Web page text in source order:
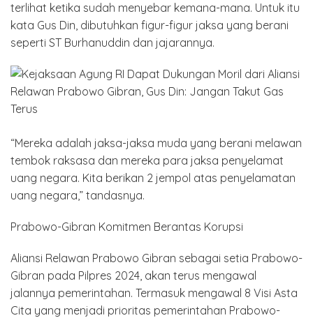
terlihat ketika sudah menyebar kemana-mana. Untuk itu
kata Gus Din, dibutuhkan figur-figur jaksa yang berani
seperti ST Burhanuddin dan jajarannya.
“Mereka adalah jaksa-jaksa muda yang berani melawan
tembok raksasa dan mereka para jaksa penyelamat
uang negara. Kita berikan 2 jempol atas penyelamatan
uang negara,” tandasnya.
Prabowo-Gibran Komitmen Berantas Korupsi
Aliansi Relawan Prabowo Gibran sebagai setia Prabowo-
Gibran pada Pilpres 2024, akan terus mengawal
jalannya pemerintahan. Termasuk mengawal 8 Visi Asta
Cita yang menjadi prioritas pemerintahan Prabowo-